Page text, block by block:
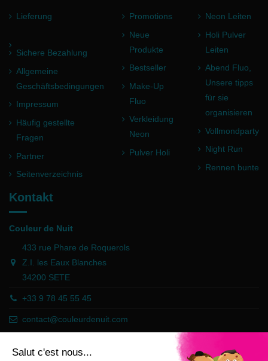
Lieferung
Sichere Bezahlung
Allgemeine
Geschäftsbedingungen
Impressum
Häufig gestellte
Fragen
Partner
Seitenverzeichnis
Promotions
Neue
Produkte
Bestseller
Make-Up
Fluo
Verkleidung
Neon
Pulver Holi
Neon Leiten
Holi Pulver
Leiten
Abend Fluo,
Unsere tipps
für sie
organisieren
Vollmondparty
Night Run
Rennen bunte
Kontakt
Couleur de Nuit
433 rue Phare de Roquerols
Z.I. les Eaux Blanches
34200 SETE
+33 9 78 45 55 45
contact@couleurdenuit.com
Händler zugelassen von Gesellschaft für Garantierte Bewertungen,